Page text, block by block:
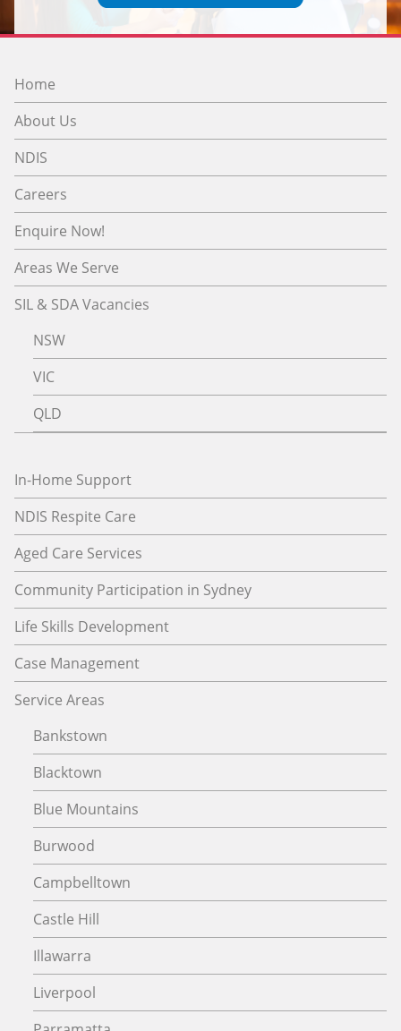
Home
About Us
NDIS
Careers
Enquire Now!
Areas We Serve
SIL & SDA Vacancies
NSW
VIC
QLD
In-Home Support
NDIS Respite Care
Aged Care Services
Community Participation in Sydney
Life Skills Development
Case Management
Service Areas
Bankstown
Blacktown
Blue Mountains
Burwood
Campbelltown
Castle Hill
Illawarra
Liverpool